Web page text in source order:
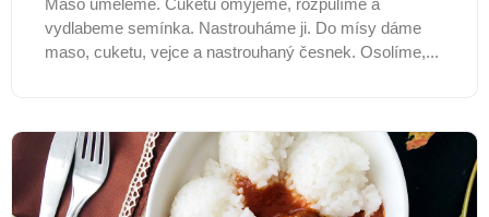
vydlabeme semínka. Nastrouháme ji. Do mísy dáme
maso, cuketu, vejce a nastrouhaný česnek. Osolíme,...